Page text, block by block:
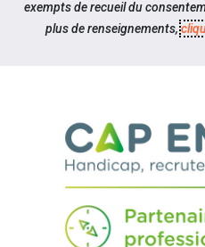
TÉMOIGNAGE
exempts de recueil du
plus de renseignements,